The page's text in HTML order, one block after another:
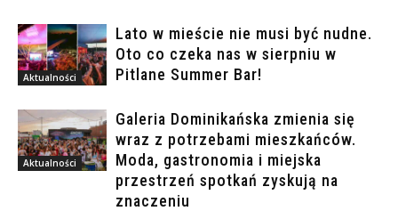
Aktualności
Lato w mieście nie musi być nudne.
Oto co czeka nas w sierpniu w
Pitlane Summer Bar!
Aktualności
Galeria Dominikańska zmienia się
wraz z potrzebami mieszkańców.
Moda, gastronomia i miejska
przestrzeń spotkań zyskują na
znaczeniu